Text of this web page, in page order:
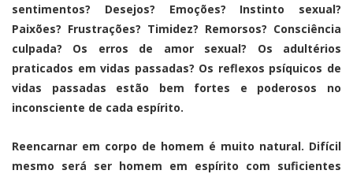
sentimentos? Desejos? Emoções? Instinto sexual?
Paixões? Frustrações? Timidez? Remorsos? Consciência
culpada? Os erros de amor sexual? Os adultérios
praticados em vidas passadas? Os reflexos psíquicos de
vidas passadas estão bem fortes e poderosos no
inconsciente de cada espírito.
Reencarnar em corpo de homem é muito natural. Difícil
mesmo será ser homem em espírito com suficientes